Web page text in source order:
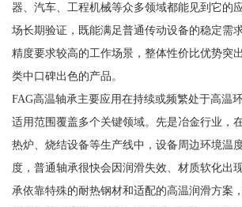
器、汽车、工程机械等众多领域都能见到它的
场长期验证，既能满足普通传动设备的稳定需
精度要求较高的工作场景，整体性价比优势突
类中口碑出色的产品。
FAG高温轴承主要应用在持续或频繁处于高温
适用范围覆盖多个关键领域。先是冶金行业，
热炉、烧结设备等生产线中，设备周边环境温
度，普通轴承很快会因润滑失效、材质软化出
承依靠特殊的耐热钢材和适配的高温润滑方案